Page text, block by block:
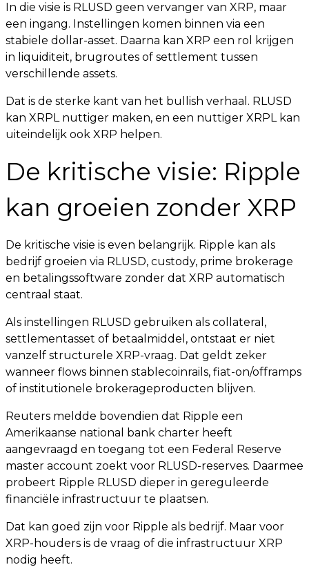
In die visie is RLUSD geen vervanger van XRP, maar
een ingang. Instellingen komen binnen via een
stabiele dollar-asset. Daarna kan XRP een rol krijgen
in liquiditeit, brugroutes of settlement tussen
verschillende assets.
Dat is de sterke kant van het bullish verhaal. RLUSD
kan XRPL nuttiger maken, en een nuttiger XRPL kan
uiteindelijk ook XRP helpen.
De kritische visie: Ripple
kan groeien zonder XRP
De kritische visie is even belangrijk. Ripple kan als
bedrijf groeien via RLUSD, custody, prime brokerage
en betalingssoftware zonder dat XRP automatisch
centraal staat.
Als instellingen RLUSD gebruiken als collateral,
settlementasset of betaalmiddel, ontstaat er niet
vanzelf structurele XRP-vraag. Dat geldt zeker
wanneer flows binnen stablecoinrails, fiat-on/offramps
of institutionele brokerageproducten blijven.
Reuters meldde bovendien dat Ripple een
Amerikaanse national bank charter heeft
aangevraagd en toegang tot een Federal Reserve
master account zoekt voor RLUSD-reserves. Daarmee
probeert Ripple RLUSD dieper in gereguleerde
financiële infrastructuur te plaatsen.
Dat kan goed zijn voor Ripple als bedrijf. Maar voor
XRP-houders is de vraag of die infrastructuur XRP
nodig heeft.